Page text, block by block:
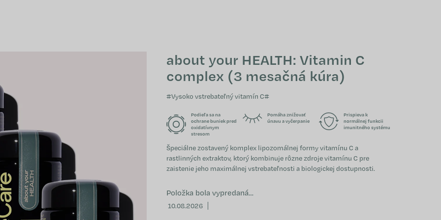
about your HEALTH: Vitamin C
complex (3 mesačná kúra)
#Vysoko vstrebateľný vitamín C#
Podieľa sa na
ochrane buniek pred
oxidatívnym
stresom
Pomáha znižovať
únavu a vyčerpanie
Prispieva k
normálnej funkcii
imunitného systému
Špeciálne zostavený komplex lipozomálnej formy vitamínu C a
rastlinných extraktov, ktorý kombinuje rôzne zdroje vitamínu C pre
zaistenie jeho maximálnej vstrebateľnosti a biologickej dostupnosti.
Položka bola vypredaná…
10.08.2026